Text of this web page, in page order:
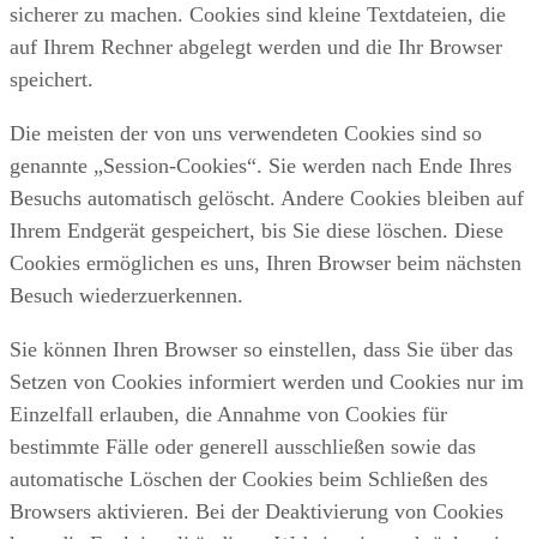
sicherer zu machen. Cookies sind kleine Textdateien, die
auf Ihrem Rechner abgelegt werden und die Ihr Browser
speichert.
Die meisten der von uns verwendeten Cookies sind so
genannte „Session-Cookies“. Sie werden nach Ende Ihres
Besuchs automatisch gelöscht. Andere Cookies bleiben auf
Ihrem Endgerät gespeichert, bis Sie diese löschen. Diese
Cookies ermöglichen es uns, Ihren Browser beim nächsten
Besuch wiederzuerkennen.
Sie können Ihren Browser so einstellen, dass Sie über das
Setzen von Cookies informiert werden und Cookies nur im
Einzelfall erlauben, die Annahme von Cookies für
bestimmte Fälle oder generell ausschließen sowie das
automatische Löschen der Cookies beim Schließen des
Browsers aktivieren. Bei der Deaktivierung von Cookies